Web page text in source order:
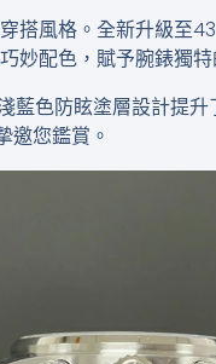
搭風格。全新升級至
妙配色，賦予腕錶獨特
色防眩塗層設計提升
邀您鑑賞。